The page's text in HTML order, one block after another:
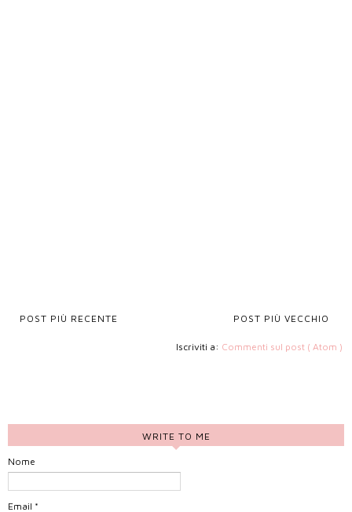
POST PIÙ RECENTE POST PIÙ VECCHIO
Iscriviti a: Commenti sul post ( Atom )
WRITE TO ME
Nome
Email *